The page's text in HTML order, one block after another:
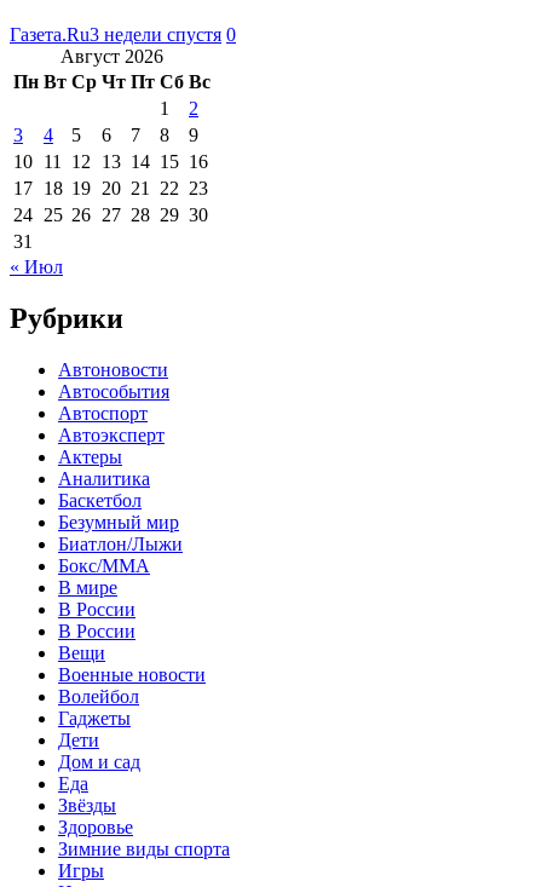
Газета.Ru3 недели спустя 0
Август 2026
Пн Вт Ср Чт Пт Сб Вс
1
2
3
4 5 6 7 8
9
10 11 12 13 14 15 16
17 18 19 20 21 22 23
24 25 26 27 28 29 30
31
« Июл
Рубрики
Автоновости
Автособытия
Автоспорт
Автоэксперт
Актеры
Аналитика
Баскетбол
Безумный мир
Биатлон/Лыжи
Бокс/MMA
В мире
В России
В России
Вещи
Военные новости
Волейбол
Гаджеты
Дети
Дом и сад
Еда
Звёзды
Здоровье
Зимние виды спорта
Игры